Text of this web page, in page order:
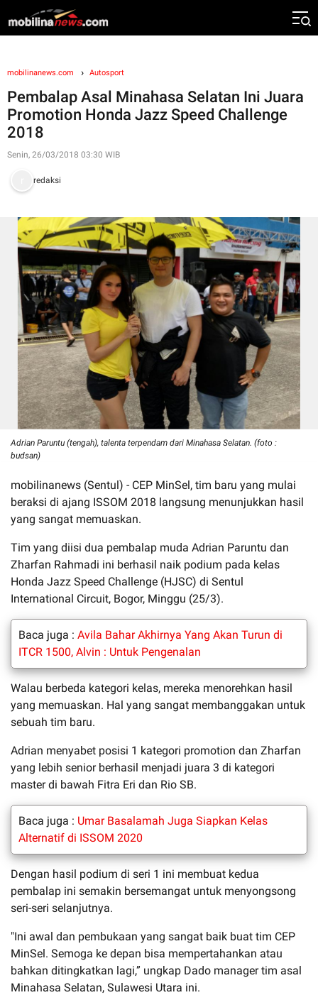
mobilinanews.com Autosport
Pembalap Asal Minahasa Selatan Ini Juara
Promotion Honda Jazz Speed Challenge
2018
Senin, 26/03/2018 03:30 WIB
redaksi
Adrian Paruntu (tengah), talenta terpendam dari Minahasa Selatan. (foto :
budsan)
mobilinanews (Sentul) - CEP MinSel, tim baru yang mulai
beraksi di ajang ISSOM 2018 langsung menunjukkan hasil
yang sangat memuaskan.
Tim yang diisi dua pembalap muda Adrian Paruntu dan
Zharfan Rahmadi ini berhasil naik podium pada kelas
Honda Jazz Speed Challenge (HJSC) di Sentul
International Circuit, Bogor, Minggu (25/3).
Baca juga : Avila Bahar Akhirnya Yang Akan Turun di
ITCR 1500, Alvin : Untuk Pengenalan
Walau berbeda kategori kelas, mereka menorehkan hasil
yang memuaskan. Hal yang sangat membanggakan untuk
sebuah tim baru.
Adrian menyabet posisi 1 kategori promotion dan Zharfan
yang lebih senior berhasil menjadi juara 3 di kategori
master di bawah Fitra Eri dan Rio SB.
Baca juga : Umar Basalamah Juga Siapkan Kelas
Alternatif di ISSOM 2020
Dengan hasil podium di seri 1 ini membuat kedua
pembalap ini semakin bersemangat untuk menyongsong
seri-seri selanjutnya.
"Ini awal dan pembukaan yang sangat baik buat tim CEP
MinSel. Semoga ke depan bisa mempertahankan atau
bahkan ditingkatkan lagi,” ungkap Dado manager tim asal
Minahasa Selatan, Sulawesi Utara ini.